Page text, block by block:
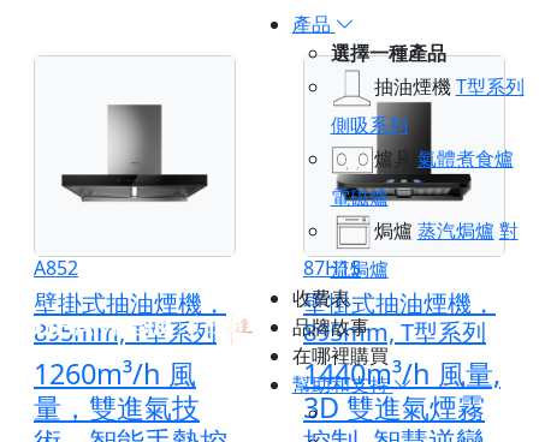
產品
選擇一種產品
抽油煙機T型系列
側吸系列
爐具 氣體煮食爐
電磁爐
焗爐 蒸汽焗爐 對
流焗爐
收費表
品牌故事
在哪裡購買
幫助和支持
A852
壁掛式抽油煙機，
895mm, T型系列
1260m³/h 風
量，雙進氣技
87H1S
壁掛式抽油煙機，
895mm, T型系列
1440m³/h 風量,
3D 雙進氣煙霧